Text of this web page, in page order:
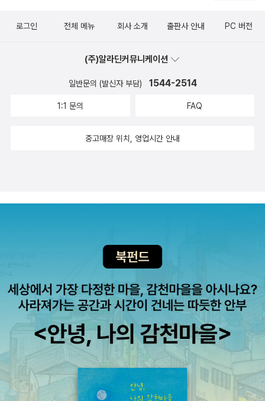
로그인 전체 메뉴 회사 소개 출판사 안내 PC 버전
(주)알라딘커뮤니케이션
일반문의 (발신자 부담) 1544-2514
1:1 문의 FAQ
중고매장 위치, 영업시간 안내